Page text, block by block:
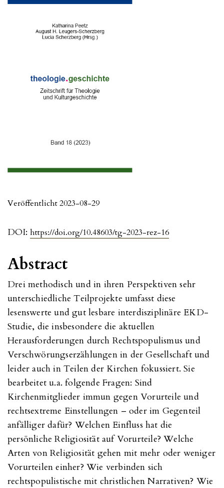
DOI: https://doi.org/10.48603/tg-2023-rez-16
Veröffentlicht 2023-08-29
Abstract
Drei methodisch und in ihren Perspektiven sehr
unterschiedliche Teilprojekte umfasst diese
lesenswerte und gut lesbare interdisziplinäre EKD-
Studie, die insbesondere die aktuellen
Herausforderungen durch Rechtspopulismus und
Verschwörungserzählungen in der Gesellschaft und
leider auch in Teilen der Kirchen fokussiert. Sie
bearbeitet u.a. folgende Fragen: Sind
Kirchenmitglieder immun gegen Vorurteile und
rechtsextreme Einstellungen – oder im Gegenteil
anfälliger dafür? Welchen Einfluss hat die
persönliche Religiosität auf Vorurteile? Welche
Arten von Religiosität gehen mit mehr oder weniger
Vorurteilen einher? Wie verbinden sich
rechtspopulistische mit christlichen Narrativen? Wie